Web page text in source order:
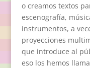
o creamos textos
escenografía,
instrumentos, a
proyecciones
que introduce al
eso los hemos